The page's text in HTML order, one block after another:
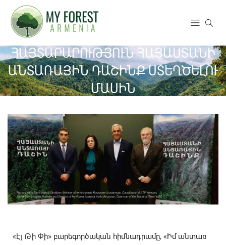
ՀԱՅՏԱՐԱՐՈՒԹՅՈՒՆ ՀԱՅԱՍՏԱՆԻ
ԱՆՏԱՌԱՅԻՆ ԴԱՇԻՆՔ ՍՏԵՂԾԵԼՈՒ
ՄԱՍԻՆ
«Էյ Թի Փի» բարեգործական հիմնադրամը, «Իմ անտառ